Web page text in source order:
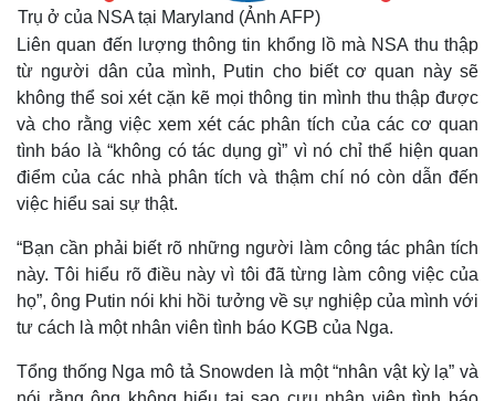
Bất động sản
Khởi nghiệp
Giá vàng
Tiêu dùng
Tỷ giá
Chứng khoán
Giá cà phê
Trụ ở của NSA tại Maryland (Ảnh AFP)
Liên quan đến lượng thông tin khổng lồ mà NSA thu thập
từ người dân của mình, Putin cho biết cơ quan này sẽ
không thể soi xét cặn kẽ mọi thông tin mình thu thập được
và cho rằng việc xem xét các phân tích của các cơ quan
tình báo là “không có tác dụng gì” vì nó chỉ thể hiện quan
điểm của các nhà phân tích và thậm chí nó còn dẫn đến
việc hiểu sai sự thật.
“Bạn cần phải biết rõ những người làm công tác phân tích
này. Tôi hiểu rõ điều này vì tôi đã từng làm công việc của
họ”, ông Putin nói khi hồi tưởng về sự nghiệp của mình với
tư cách là một nhân viên tình báo KGB của Nga.
Tổng thống Nga mô tả Snowden là một “nhân vật kỳ lạ” và